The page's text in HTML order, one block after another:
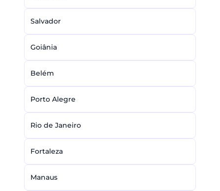
Salvador
Goiânia
Belém
Porto Alegre
Rio de Janeiro
Fortaleza
Manaus